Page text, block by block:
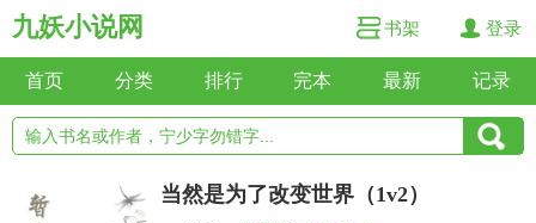
九妖小说网 书架 登录
首页 分类 排行 完本 最新 记录
当然是为了改变世界（1v2）